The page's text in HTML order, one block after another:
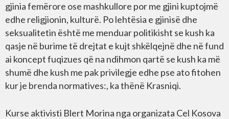
gjinia femërore ose mashkullore por me gjini kuptojmë
edhe religjionin, kulturë. Po lehtësia e gjinisë dhe
seksualitetin është me menduar politikisht se kush ka
qasje në burime të drejtat e kujt shkëlqejnë dhe në fund
ai koncept fuqizues që na ndihmon qartë se kush ka më
shumë dhe kush me pak privilegje edhe pse ato fitohen
kur je brenda normatives:, ka thënë Krasniqi.
Kurse aktivisti Blert Morina nga organizata Cel Kosova